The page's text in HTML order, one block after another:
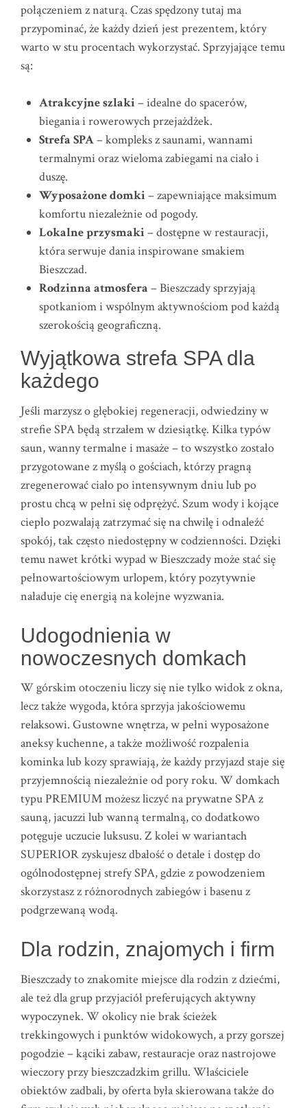
połączeniem z naturą. Czas spędzony tutaj ma
przypominać, że każdy dzień jest prezentem, który
warto w stu procentach wykorzystać. Sprzyjające temu
są:
Atrakcyjne szlaki – idealne do spacerów,
biegania i rowerowych przejażdżek.
Strefa SPA– kompleks z saunami, wannami
termalnymi oraz wieloma zabiegami na ciało i
duszę.
Wyposażone domki – zapewniające maksimum
komfortu niezależnie od pogody.
Lokalne przysmaki – dostępne w restauracji,
która serwuje dania inspirowane smakiem
Bieszczad.
Rodzinna atmosfera – Bieszczady sprzyjają
spotkaniom i wspólnym aktywnościom pod każdą
szerokością geograficzną.
Wyjątkowa strefa SPA dla
każdego
Jeśli marzysz o głębokiej regeneracji, odwiedziny w
strefie SPA będą strzałem w dziesiątkę. Kilka typów
saun, wanny termalne i masaże – to wszystko zostało
przygotowane z myślą o gościach, którzy pragną
zregenerować ciało po intensywnym dniu lub po
prostu chcą w pełni się odprężyć. Szum wody i kojące
ciepło pozwalają zatrzymać się na chwilę i odnaleźć
spokój, tak często niedostępny w codzienności. Dzięki
temu nawet krótki wypad w Bieszczady może stać się
pełnowartościowym urlopem, który pozytywnie
naładuje cię energią na kolejne wyzwania.
Udogodnienia w
nowoczesnych domkach
W górskim otoczeniu liczy się nie tylko widok z okna,
lecz także wygoda, która sprzyja jakościowemu
relaksowi. Gustowne wnętrza, w pełni wyposażone
aneksy kuchenne, a także możliwość rozpalenia
kominka lub kozy sprawiają, że każdy przyjazd staje się
przyjemnością niezależnie od pory roku. W domkach
typu PREMIUM możesz liczyć na prywatne SPA z
sauną, jacuzzi lub wanną termalną, co dodatkowo
potęguje uczucie luksusu. Z kolei w wariantach
SUPERIOR zyskujesz dbałość o detale i dostęp do
ogólnodostępnej strefy SPA, gdzie z powodzeniem
skorzystasz z różnorodnych zabiegów i basenu z
podgrzewaną wodą.
Dla rodzin, znajomych i firm
Bieszczady to znakomite miejsce dla rodzin z dziećmi,
ale też dla grup przyjaciół preferujących aktywny
wypoczynek. W okolicy nie brak ścieżek
trekkingowych i punktów widokowych, a przy gorszej
pogodzie – kąciki zabaw, restauracje oraz nastrojowe
wieczory przy bieszczadzkim grillu. Właściciele
obiektów zadbali, by oferta była skierowana także do